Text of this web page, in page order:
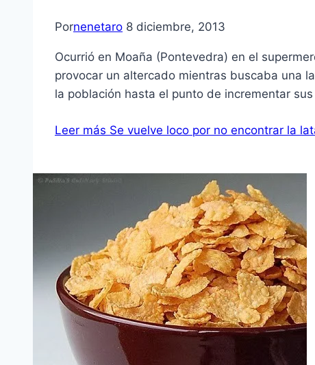
Pornenetaro 8 diciembre, 2013
Ocurrió en Moaña (Pontevedra) en el
provocar un altercado mientras buscaba una
la población hasta el punto de incrementar
Leer más Se vuelve loco por no encontrar la